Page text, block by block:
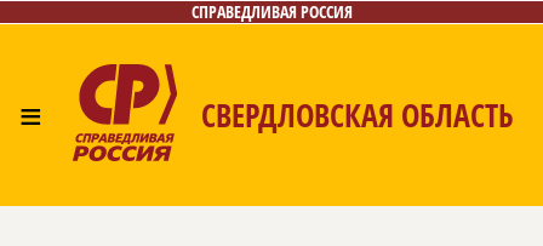
СПРАВЕДЛИВАЯ РОССИЯ
≡ СВЕРДЛОВСКАЯ ОБЛАСТЬ